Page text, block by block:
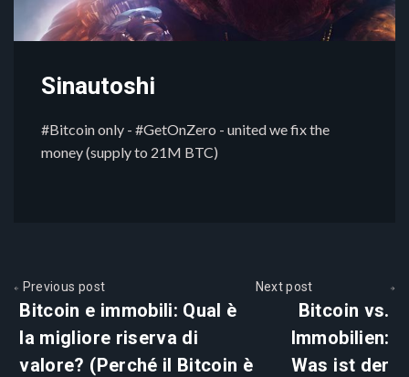
Sinautoshi
#Bitcoin only - #GetOnZero - united we fix the
money (supply to 21M BTC)
Previous post
Bitcoin e immobili: Qual è
la migliore riserva di
valore? (Perché il Bitcoin è
Next post
Bitcoin vs.
Immobilien:
Was ist der